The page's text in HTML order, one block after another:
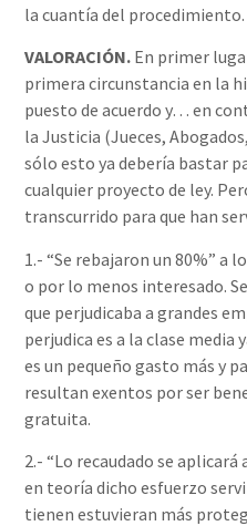
la cuantía del procedimiento.
VALORACIÓN. En primer
primera circunstancia en la
puesto de acuerdo y… en
la Justicia (Jueces,
sólo esto ya debería bastar
cualquier proyecto de ley.
transcurrido para que han
1.- “Se rebajaron un 80%” a
o por lo menos interesado.
que perjudicaba a grandes
perjudica es a la clase media
es un pequeño gasto más y
resultan exentos por ser
gratuita.
2.- “Lo recaudado se
en teoría dicho esfuerzo
tienen estuvieran más